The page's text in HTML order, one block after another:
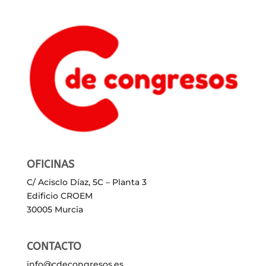
OFICINAS
C/ Acisclo Díaz, 5C – Planta 3
Edificio CROEM
30005 Murcia
CONTACTO